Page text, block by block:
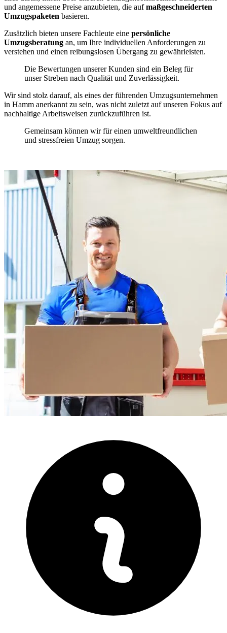
und angemessene Preise anzubieten, die aufmaßgeschneiderten
Umzugspaketen basieren.
Zusätzlich bieten unsere Fachleute eine persönliche
Umzugsberatung an, um Ihre individuellen Anforderungen zu
verstehen und einen reibungslosen Übergang zu gewährleisten.
Die Bewertungen unserer Kunden sind ein Beleg für
unser Streben nach Qualität und Zuverlässigkeit.
Wir sind stolz darauf, als eines der führenden Umzugsunternehmen
in Hamm anerkannt zu sein, was nicht zuletzt auf unseren Fokus auf
nachhaltige Arbeitsweisen zurückzuführen ist.
Gemeinsam können wir für einen umweltfreundlichen
und stressfreien Umzug sorgen.